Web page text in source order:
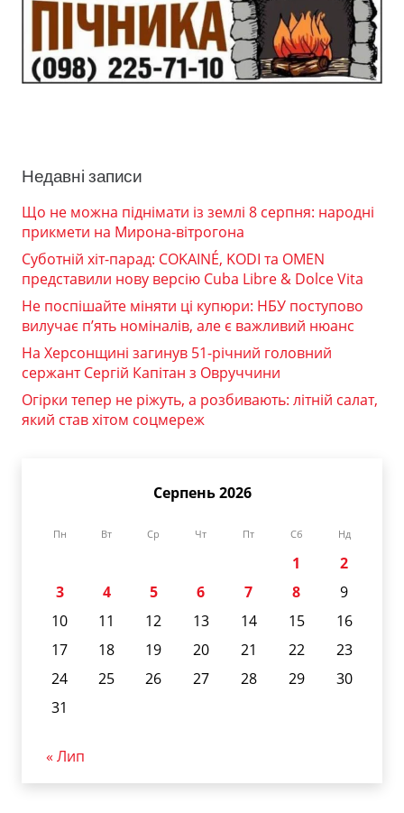
Недавні записи
Що не можна піднімати із землі 8 серпня: народні
прикмети на Мирона-вітрогона
Суботній хіт-парад: COKAINÉ, KODI та OMEN
представили нову версію Cuba Libre & Dolce Vita
Не поспішайте міняти ці купюри: НБУ поступово
вилучає п’ять номіналів, але є важливий нюанс
На Херсонщині загинув 51-річний головний
сержант Сергій Капітан з Овруччини
Огірки тепер не ріжуть, а розбивають: літній салат,
який став хітом соцмереж
Серпень 2026
Пн Вт Ср Чт Пт Сб Нд
1
2
3
4 5 6 7 8
9
10
11 12 13 14 15
16
17
18 19 20 21 22
23
24
25 26 27 28 29
30
31
« Лип